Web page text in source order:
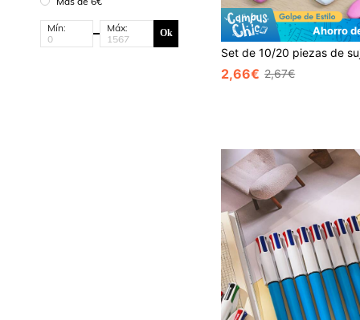
Mín: Máx: Ok Ahorro
2,66€ 2,67€